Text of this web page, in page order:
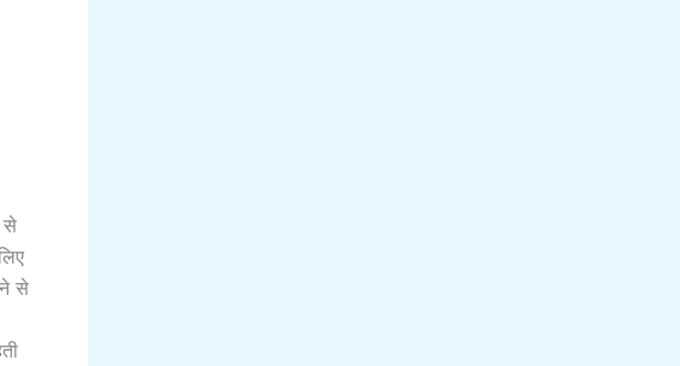
से
से